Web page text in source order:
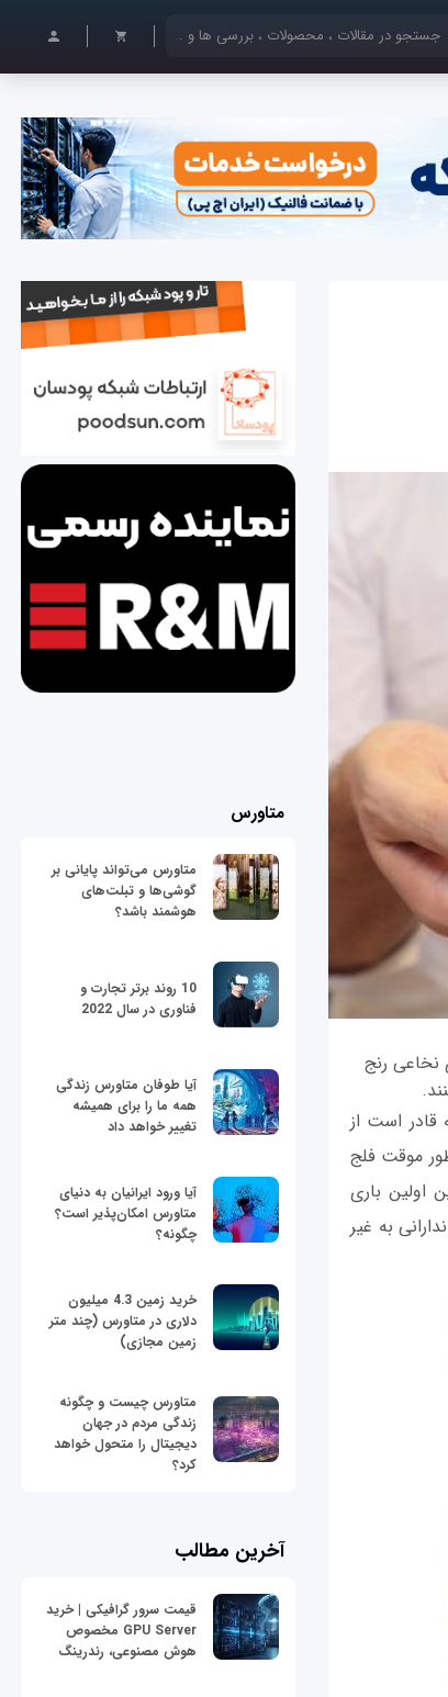
کلیدی خود را وارد کنید
نخاعی رنج
قادر است از
موقت فلج
اولین باری
به غیر
متاورس
متاورس می‌تواند پایانی بر
گوشی‌ها و تبلت‌های
هوشمند باشد؟
10 روند برتر تجارت و
فناوری در سال 2022
آیا طوفان متاورس زندگی
همه ما را برای همیشه
تغییر خواهد داد
آیا ورود ایرانیان به دنیای
متاورس امکان‌پذیر است؟
چگونه؟
خرید زمین 4.3 میلیون
دلاری در متاورس (چند متر
زمین مجازی)
متاورس چیست و چگونه
زندگی مردم در جهان
دیجیتال را متحول خواهد
کرد؟
آخرین مطالب
قیمت سرور گرافیکی | خرید
GPU Server مخصوص
هوش مصنوعی، رندرینگ